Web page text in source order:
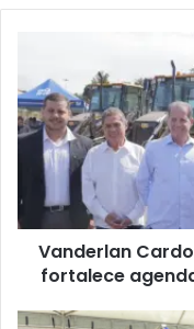
Vanderlan
fortalece